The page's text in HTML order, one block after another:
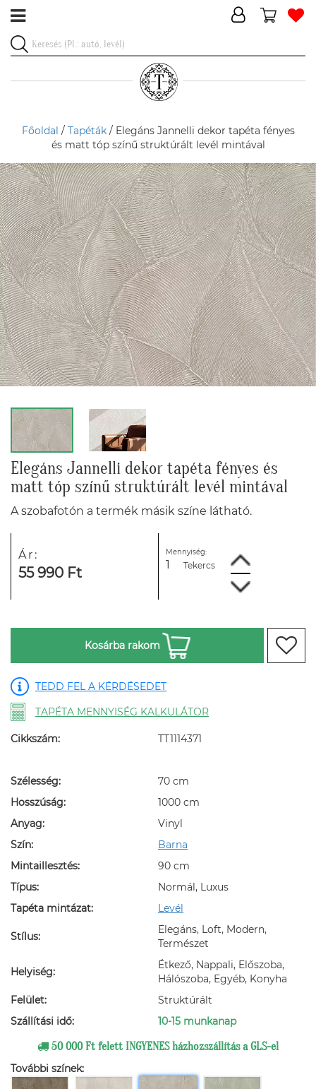
Főoldal / Tapéták/ Elegáns Jannelli dekor tapéta fényes
és matt tóp színű struktúrált levél mintával
Elegáns Jannelli dekor tapéta fényes és
matt tóp színű struktúrált levél mintával
A szobafotón a termék másik színe látható.
Ár:
55 990 Ft
Mennyiség:
Tekercs
Kosárba rakom
TEDD FEL A KÉRDÉSEDET
TAPÉTA MENNYISÉG KALKULÁTOR
Cikkszám: TT1114371
Szélesség:
70 cm
Hosszúság:
1000 cm
Anyag:
Vinyl
Szín:
Barna
Mintaillesztés:
90 cm
Típus:
Normál, Luxus
Tapéta mintázat:
Levél
Stílus:
Elegáns, Loft, Modern,
Természet
Helyiség:
Étkező, Nappali, Előszoba,
Hálószoba, Egyéb, Konyha
Felület:
Struktúrált
Szállítási idő:
10-15 munkanap
50 000 Ft felett INGYENES házhozszállítás a GLS-el
További színek: